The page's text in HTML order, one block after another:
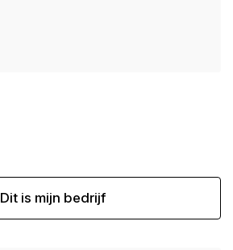
Dit is mijn bedrijf